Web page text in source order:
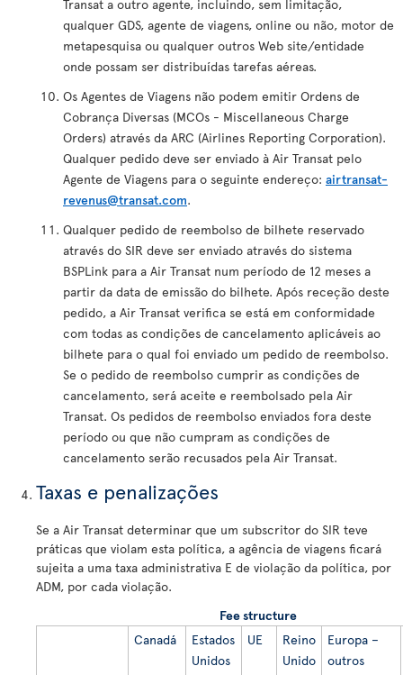
Transat a outro agente, incluindo, sem limitação,
qualquer GDS, agente de viagens, online ou não, motor de
metapesquisa ou qualquer outros Web site/entidade
onde possam ser distribuídas tarefas aéreas.
Os Agentes de Viagens não podem emitir Ordens de
Cobrança Diversas (MCOs - Miscellaneous Charge
Orders) através da ARC (Airlines Reporting Corporation).
Qualquer pedido deve ser enviado à Air Transat pelo
Agente de Viagens para o seguinte endereço: airtransat-
revenus@transat.com.
Qualquer pedido de reembolso de bilhete reservado
através do SIR deve ser enviado através do sistema
BSPLink para a Air Transat num período de 12 meses a
partir da data de emissão do bilhete. Após receção deste
pedido, a Air Transat verifica se está em conformidade
com todas as condições de cancelamento aplicáveis ao
bilhete para o qual foi enviado um pedido de reembolso.
Se o pedido de reembolso cumprir as condições de
cancelamento, será aceite e reembolsado pela Air
Transat. Os pedidos de reembolso enviados fora deste
período ou que não cumpram as condições de
cancelamento serão recusados pela Air Transat.
Taxas e penalizações
Se a Air Transat determinar que um subscritor do SIR teve
práticas que violam esta política, a agência de viagens ficará
sujeita a uma taxa administrativa E de violação da política, por
ADM, por cada violação.
Fee structure
Canadá
Estados
Unidos
UE
Reino
Unido
Europa –
outros